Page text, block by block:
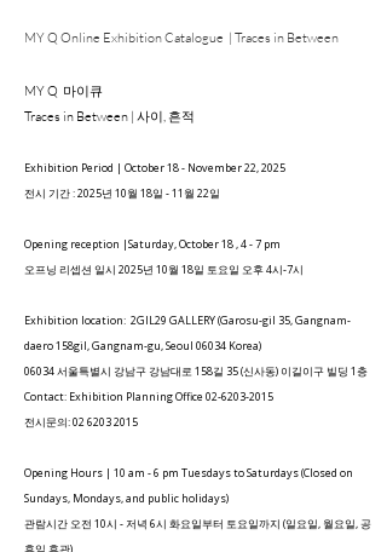
MY Q Online Exhibition Catalogue | Traces in Between
MY Q 마이큐
Traces in Between | 사이, 흔적
Exhibition Period | October 18 - November 22, 2025
전시 기간 : 2025년 10월 18일 - 11월 22일​
Opening reception |Saturday, October 18 , 4 - 7 pm
오프닝 리셉션 일시 2025년 10월 18일 토요일 오후 4시​-7시
Exhibition location: 2GIL29 GALLERY (Garosu-gil 35, Gangnam-
daero 158gil, Gangnam-gu, Seoul 06034 Korea)
06034 서울특별시 강남구 강남대로 158길 35 (신사동) 이길이구 빌딩 1층
Contact: Exhibition Planning Office02-6203-2015
전시문의:02 6203 2015
Opening Hours | 10 am - 6 pm Tuesdays to Saturdays (Closed on
Sundays, Mondays, and public holidays)
관람시간 오전 10시 - 저녁 6시 화요일부터 토요일까지 (일요일, 월요일, 공